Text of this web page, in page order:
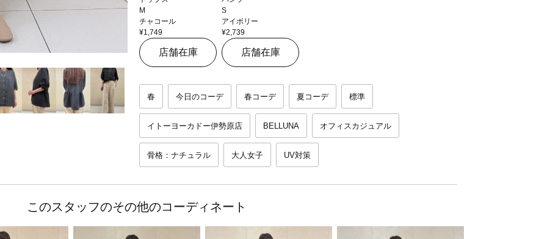
M
チャコール
¥1,749
店舗在庫
S
アイボリー
¥2,739
店舗在庫
春 今日のコーデ 春コーデ 夏コーデ 標準
イトーヨーカドー伊勢原店 BELLUNA オフィスカジュアル
骨格：ナチュラル 大人女子 UV対策
このスタッフのその他のコーディネート